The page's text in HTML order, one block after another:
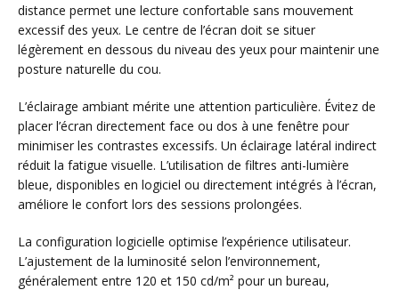
distance permet une lecture confortable sans mouvement
excessif des yeux. Le centre de l’écran doit se situer
légèrement en dessous du niveau des yeux pour maintenir une
posture naturelle du cou.
L’éclairage ambiant mérite une attention particulière. Évitez de
placer l’écran directement face ou dos à une fenêtre pour
minimiser les contrastes excessifs. Un éclairage latéral indirect
réduit la fatigue visuelle. L’utilisation de filtres anti-lumière
bleue, disponibles en logiciel ou directement intégrés à l’écran,
améliore le confort lors des sessions prolongées.
La configuration logicielle optimise l’expérience utilisateur.
L’ajustement de la luminosité selon l’environnement,
généralement entre 120 et 150 cd/m² pour un bureau,